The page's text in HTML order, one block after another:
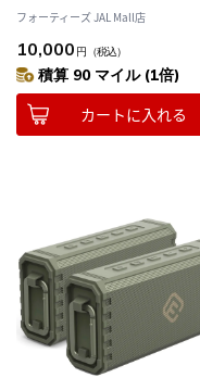
フォーティーズ JAL Mall店
10,000 円 （税込）
積算 90 マイル (1倍)
カートに入れる